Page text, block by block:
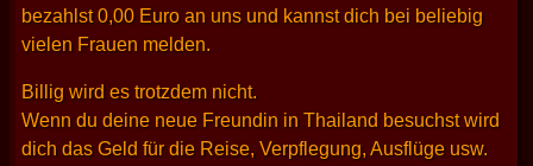
bezahlst 0,00 Euro an uns und kannst dich bei beliebig
vielen Frauen melden.
Billig wird es trotzdem nicht.
Wenn du deine neue Freundin in Thailand besuchst wird
dich das Geld für die Reise, Verpflegung, Ausflüge usw.